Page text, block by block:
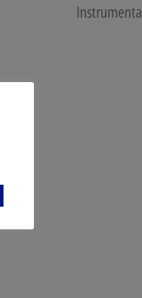
Instrumental